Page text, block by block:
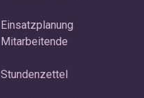
Einsatzplanung
Mitarbeitende
Stundenzettel